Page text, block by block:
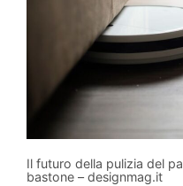
Il futuro della pulizia del
bastone – designmag.it